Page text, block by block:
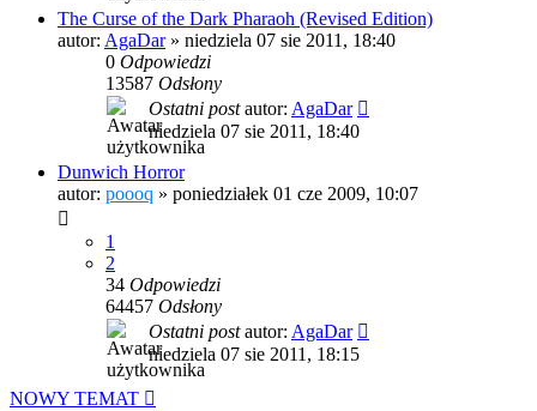
The Curse of the Dark Pharaoh (Revised Edition)
autor: AgaDar» niedziela 07 sie 2011, 18:40
0 Odpowiedzi
13587 Odsłony
Ostatni postautor: AgaDar
niedziela 07 sie 2011, 18:40
Dunwich Horror
autor: poooq » poniedziałek 01 cze 2009, 10:07
1
2
34 Odpowiedzi
64457 Odsłony
Ostatni postautor: AgaDar
niedziela 07 sie 2011, 18:15
NOWY TEMAT